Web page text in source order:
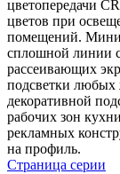
цветопередачи
цветов при
помещений.
сплошной линии
рассеивающих
подсветки
декоративной
рабочих зон
рекламных
на профиль.
Страница серии